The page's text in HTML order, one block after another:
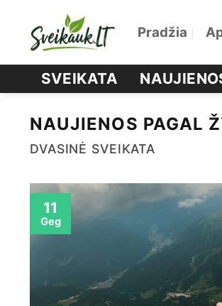
Pradžia
SVEIKATA
NAUJIENOS PAGAL
DVASINĖ SVEIKATA
11
Geg